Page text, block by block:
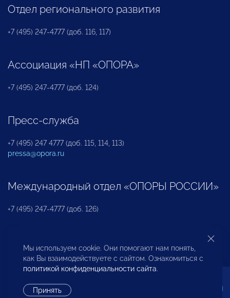
Отдел регионального развития
+7 (495) 247-4777 (доб. 116, 117)
Ассоциация «НП «ОПОРА»
+7 (495) 247-4777 (доб. 124)
Пресс-служба
+7 (495) 247 4777 (доб. 115, 114, 113)
pressa@opora.ru
Международный отдел «ОПОРЫ РОССИИ»
+7 (495) 247-4777 (доб. 126)
Бюро по защите прав предпринимателей и
инвесторов
Мы используем cookie. Они помогают нам понять,
как Вы взаимодействуете с сайтом. Ознакомиться с
политикой конфиденциальности сайта.
Принять